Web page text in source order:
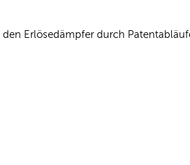
Erlösedämpfer durch